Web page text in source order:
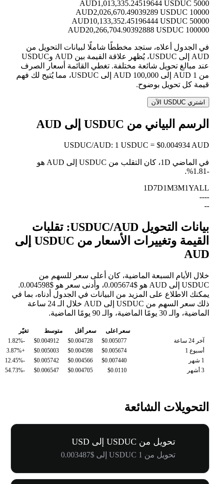
5000 AUD
1,013,335.24519644 USDUC
10000 AUD
2,026,670.49039289 USDUC
50000 AUD
10,133,352.45196444 USDUC
100000 AUD
20,266,704.90392888 USDUC
في الجدول أعلاه، ستجد مخططًا شاملًا لبيانات التحويل من
AUD إلى USDUC، يُظهر علاقة القيمة بين AUD وUSDUC
عند مبالغ تحويل شائعة مختلفة. تغطي القائمة أسعار الصرف
من 1 AUD إلى 100,000 AUD إلى USDUC، مما يُتيح لك فهم
قيمة كل تحويل بوضوح.
اشتري USDUC الآن
الرسم البياني من USDUC إلى AUD
USDUC/AUD: 1 USDUC = $0.004934 AUD
في الماضي 1D، كان التقلب من USDUC إلى AUD هو
-1.81%
.
1D7D1M3M1YALL
--
--
--
بيانات التحويل USDUC/AUD: تقلبات
القيمة وتغييرات الأسعار من USDUC إلى
AUD
خلال الأيام السبعة الماضية، كان أعلى سعر للسهم من
USDUC إلى AUD هو $0.005674، وأدنى سعر هو $0.004598.
يمكنك الاطلاع على المزيد من البيانات في الجدول أدناه، بما في
ذلك سعر السهم من USDUC إلى AUD خلال الـ 24 ساعة
الماضية، والـ 30 يومًا الماضية، والـ 90 يومًا الماضية.
سعر اعلى سعر أقل متوسط
تغيّر
آخر 24 ساعة
$0.005077
$0.004728
$0.004912
-1.82%
أسبوع 1
$0.005674
$0.004598
$0.005003
+3.87%
1 شهر
$0.007440
$0.004566
$0.005742
-12.45%
3 أشهر
$0.0110
$0.004705
$0.006547
-54.73%
التحويلات الشائعة
تحويل من USDUC إلى USD
تحويل من 1 USDUC إلى $0.003487